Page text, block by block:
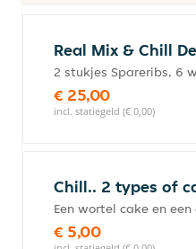
Real Mix & Chill
2 stukjes Spareribs, 6
€ 25,00
incl. statiegeld (€ 0,00)
Chill.. 2 types of
Een wortel cake en
€ 5,00